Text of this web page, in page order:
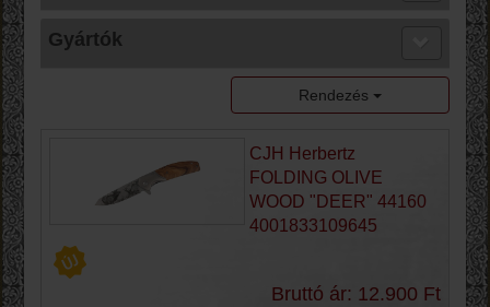
Gyártók
Rendezés
CJH Herbertz
FOLDING OLIVE
WOOD "DEER" 44160
4001833109645
Bruttó ár: 12.900 Ft